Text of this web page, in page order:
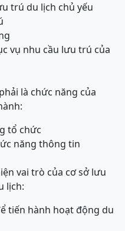
trú du lịch chủ yếu
vụ nhu cầu lưu trú của
là chức năng của
tổ chức
năng thông tin
vai trò của cơ sở lưu
lịch:
tiến hành hoạt động du